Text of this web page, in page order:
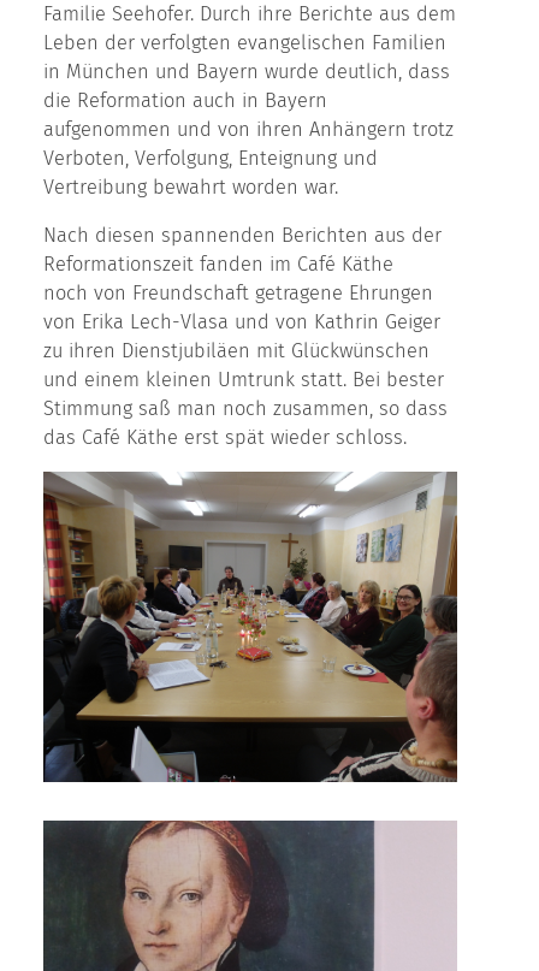
Familie Seehofer. Durch ihre Berichte aus dem
Leben der verfolgten evangelischen Familien
in München und Bayern wurde deutlich, dass
die Reformation auch in Bayern
aufgenommen und von ihren Anhängern trotz
Verboten, Verfolgung, Enteignung und
Vertreibung bewahrt worden war.
Nach diesen spannenden Berichten aus der
Reformationszeit fanden im Café Käthe
noch von Freundschaft getragene Ehrungen
von Erika Lech-Vlasa und von Kathrin Geiger
zu ihren Dienstjubiläen mit Glückwünschen
und einem kleinen Umtrunk statt. Bei bester
Stimmung saß man noch zusammen, so dass
das Café Käthe erst spät wieder schloss.